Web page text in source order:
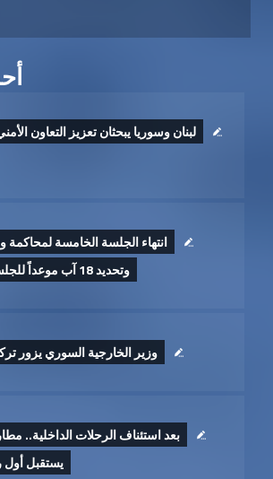
لبنان وسوريا يبحثان تعزيز التعاون
انتهاء الجلسة الخامسة لمحاكمة
وتحديد 18 آب موعداً للجلسة القادمة
وزير الخارجية السوري يزور
بعد استئناف الرحلات الداخلية..
يستقبل أول